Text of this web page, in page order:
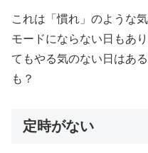
これは「慣れ」のような
モードにならない日もあ
てもやる気のない日はあ
も？
定時がない